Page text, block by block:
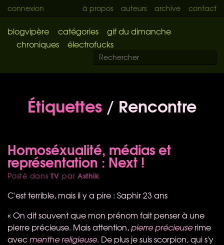
connexion à propos auteurs archive contact
blogvipère catégories
gif du dimanche
chroniques
électrofucks
Étiquettes / Rencontre
Homoséxualité, médias et
représentation : Next !
Posté dansTV par Asthik
C'est terrible, mais il y a pire : Saphir 23 ans
« On dit souvent que mon prénom fait penser à une
pierre précieuse. Mais attention,pierre précieuserime
avecmenthe religieuse. De plus je suis scorpion, qui s'y